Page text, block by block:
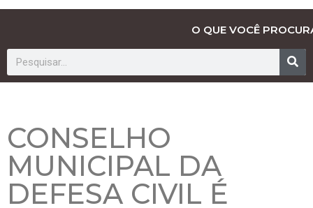
O QUE VOCÊ
CONSELHO
MUNICIPAL DA
DEFESA CIVIL É